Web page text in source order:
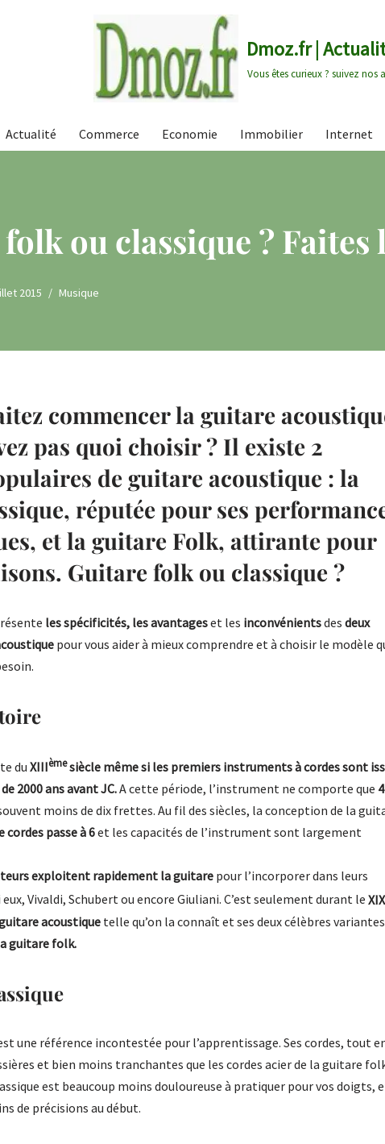
Dmoz.fr |
Vous êtes curieux ? suivez nos
Actualité Commerce Economie Immobilier Internet
ou classique ? Faites
2015 Musique
commencer la guitare
pas quoi choisir ? Il existe 2
de guitare acoustique : la
réputée pour ses
et la guitare Folk, attirante pour
Guitare folk ou classique ?
les spécificités, les avantageset les inconvénientsdes deux
pour vous aider à mieux comprendre et à choisir le modèle
du XIIIèmesiècle même si les premiers instruments à cordes sont
2000 ans avant JC.A cette période, l’instrument ne comporte que 4
moins de dix frettes. Au fil des siècles, la conception de la
cordes passe à 6et les capacités de l’instrument sont largement
exploitent rapidement la guitare pour l’incorporer dans leurs
Vivaldi, Schubert ou encore Giuliani. C’est seulement durant le XIX
acoustique telle qu’on la connaît et ses deux célèbres variantes
guitare folk.
une référence incontestée pour l’apprentissage. Ses cordes, tout
et bien moins tranchantes que les cordes acier de la guitare
est beaucoup moins douloureuse à pratiquer pour vos doigts,
de précisions au début.